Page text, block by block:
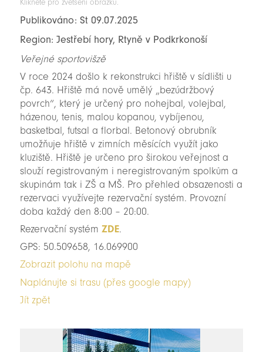
Publikováno: St 09.07.2025
Region: Jestřebí hory, Rtyně v Podkrkonoší
Veřejné sportovišzě
V roce 2024 došlo k rekonstrukci hřiště v sídlišti u
čp. 643. Hřiště má nově umělý „bezúdržbový
povrch“, který je určený pro nohejbal, volejbal,
házenou, tenis, malou kopanou, vybíjenou,
basketbal, futsal a florbal. Betonový obrubník
umožňuje hřiště v zimních měsících využít jako
kluziště. Hřiště je určeno pro širokou veřejnost a
slouží registrovaným i neregistrovaným spolkům a
skupinám tak i ZŠ a MŠ. Pro přehled obsazenosti a
rezervaci využívejte rezervační systém. Provozní
doba každý den 8:00 – 20:00.
Rezervační systém ZDE.
GPS: 50.509658, 16.069900
Zobrazit polohu na mapě
Naplánujte si trasu (přes google mapy)
Jít zpět